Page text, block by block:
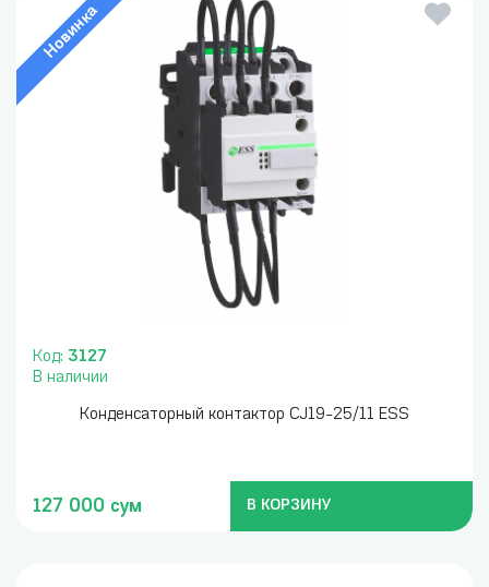
Новинка
Код: 3127
В наличии
Конденсаторный контактор CJ19-25/11 ESS
127 000 сум В КОРЗИНУ